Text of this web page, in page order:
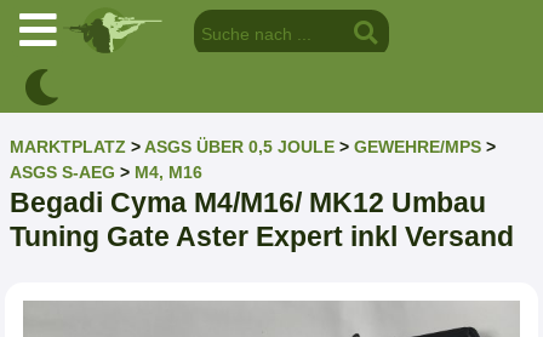
MARKTPLATZ >ASGS ÜBER 0,5 JOULE > GEWEHRE/MPS >
ASGS S-AEG > M4, M16
Begadi Cyma M4/M16/ MK12 Umbau
Tuning Gate Aster Expert inkl Versand